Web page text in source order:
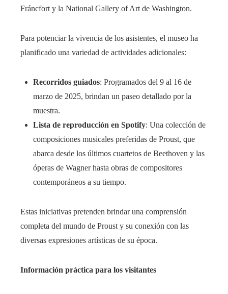
Fráncfort y la National Gallery of Art de Washington. ​
Para potenciar la vivencia de los asistentes, el museo ha
planificado una variedad de actividades adicionales:​
Recorridos guiados: Programados del 9 al 16 de
marzo de 2025, brindan un paseo detallado por la
muestra. ​
Lista de reproducción en Spotify: Una colección de
composiciones musicales preferidas de Proust, que
abarca desde los últimos cuartetos de Beethoven y las
óperas de Wagner hasta obras de compositores
contemporáneos a su tiempo.
Estas iniciativas pretenden brindar una comprensión
completa del mundo de Proust y su conexión con las
diversas expresiones artísticas de su época.​
Información práctica para los visitantes